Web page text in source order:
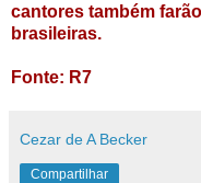
cantores também
brasileiras.
Fonte: R7
Cezar de A Becker
Compartilhar